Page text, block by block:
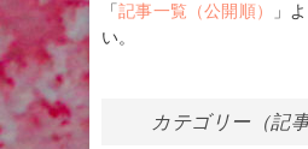
「記事一覧（公開順）
」
い。
カテゴリー（記